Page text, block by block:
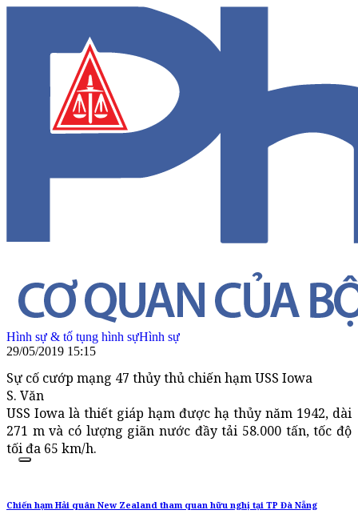
Hình sự & tố tụng hình sựHình sự
29/05/2019 15:15
Sự cố cướp mạng 47 thủy thủ chiến hạm USS Iowa
S. Văn
USS Iowa là thiết giáp hạm được hạ thủy năm 1942, dài
271 m và có lượng giãn nước đầy tải 58.000 tấn, tốc độ
tối đa 65 km/h.
Chiến hạm Hải quân New Zealand tham quan hữu nghị tại TP Đà Nẵng